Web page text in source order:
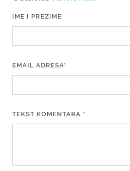
IME I PREZIME
EMAIL ADRESA*
TEKST KOMENTARA *